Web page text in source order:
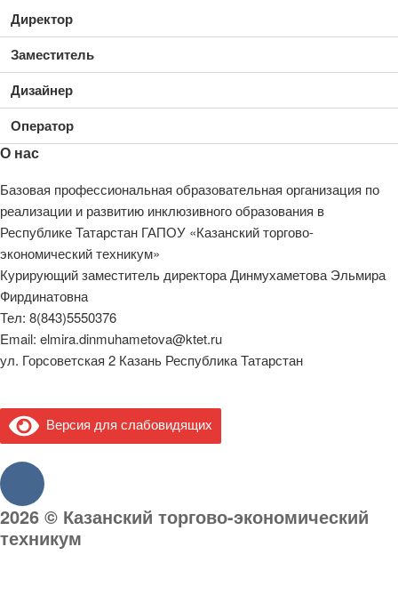
Директор
Заместитель
Дизайнер
Оператор
О нас
Базовая профессиональная образовательная организация по
реализации и развитию инклюзивного образования в
Республике Татарстан ГАПОУ «Казанский торгово-
экономический техникум»
Курирующий заместитель директора Динмухаметова Эльмира
Фирдинатовна
Тел: 8(843)5550376
Email: elmira.dinmuhametova@ktet.ru
ул. Горсоветская 2 Казань Республика Татарстан
Версия для слабовидящих
2026 © Казанский торгово-экономический
техникум